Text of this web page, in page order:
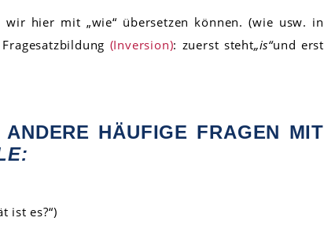
wir hier mit „wie“ übersetzen können. (wie usw. in
(Inversion): zuerst steht„is“und erst
HÄUFIGE FRAGEN MIT
ist es?“)